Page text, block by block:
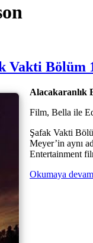
Vakti
Alacakaranlık
Film, Bella ile
Şafak Vakti
Meyer’in aynı
Entertainment
Okumaya